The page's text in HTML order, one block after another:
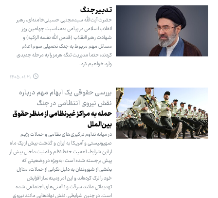
تـدبـیر جـنگ
حضرت آیت‌الله سیدمجتبی حسینی‌خامنه‌ای، رهبر
انقلاب اسلامی در پیامی به‌مناسبت چهلمین روز
شهادت رهبر اانقلاب (قدس الله نفسه الزکیه) و
مسائل مهم مربوط به جنگ تحمیلی سوم اعلام
کردند: حتما مدیریت تنگه هرمز را به مرحله جدیدی
وارد خواهیم کرد.
۱۴۰۵.۰۱.۲۱
بررسی حقوقی یک ابهام مهم درباره
نقش نیروی انتظامی در جنگ
حمله به مراکز غیرنظامی از منظر حقوق
بین‌الملل
در میانه تداوم درگیری‌های نظامی و حملات رژیم
صهیونیستی و آمریکا به ایران و گذشت بیش از یک ماه
از این شرایط، اهمیت حفظ نظم و امنیت داخلی بیش از
پیش برجسته شده است؛ به‌ویژه در وضعیتی که
بخشی از شهروندان به دلیل نگرانی از حملات، منازل
خود را ترک کرده‌اند و این امر زمینه‌ساز افزایش
تهدیداتی مانند سرقت و ناامنی‌های اجتماعی شده
است. در چنین شرایطی، نقش نهادهایی مانند نیروی